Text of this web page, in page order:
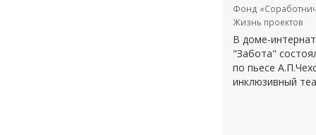
Фонд
Жизнь проектов
В доме-
"Забота"
по пьесе
инклюзивный